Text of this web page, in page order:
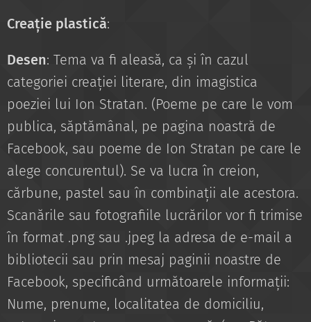
Creație plastică:
Desen: Tema va fi aleasă, ca și în cazul
categoriei creației literare, din imagistica
poeziei lui Ion Stratan. (Poeme pe care le vom
publica, săptămânal, pe pagina noastră de
Facebook, sau poeme de Ion Stratan pe care le
alege concurentul). Se va lucra în creion,
cărbune, pastel sau în combinații ale acestora.
Scanările sau fotografiile lucrărilor vor fi trimise
în format .png sau .jpeg la adresa de e-mail a
bibliotecii sau prin mesaj paginii noastre de
Facebook, specificând următoarele informații:
Nume, prenume, localitatea de domiciliu,